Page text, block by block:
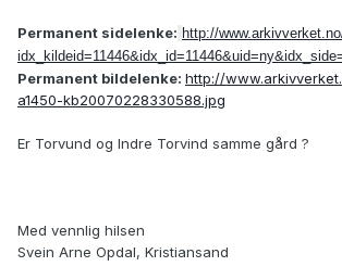
Permanent sidelenke: http://
Permanent bildelenke: http://
a1450-kb20070228330588.jpg
Er Torvund og Indre Torvind samme gård ?
Med vennlig hilsen
Svein Arne Opdal, Kristiansand